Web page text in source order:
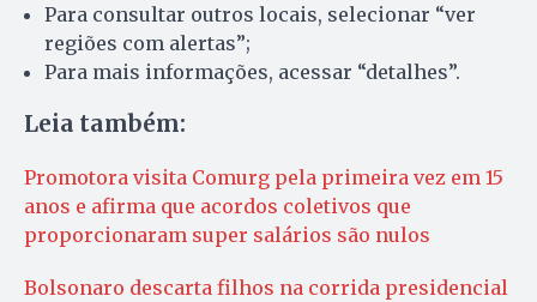
Para consultar outros locais, selecionar “ver
regiões com alertas”;
Para mais informações, acessar “detalhes”.
Leia também:
Promotora visita Comurg pela primeira vez em 15
anos e afirma que acordos coletivos que
proporcionaram super salários são nulos
Bolsonaro descarta filhos na corrida presidencial